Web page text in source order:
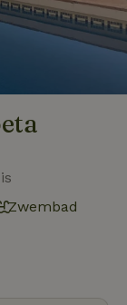
Zwembad